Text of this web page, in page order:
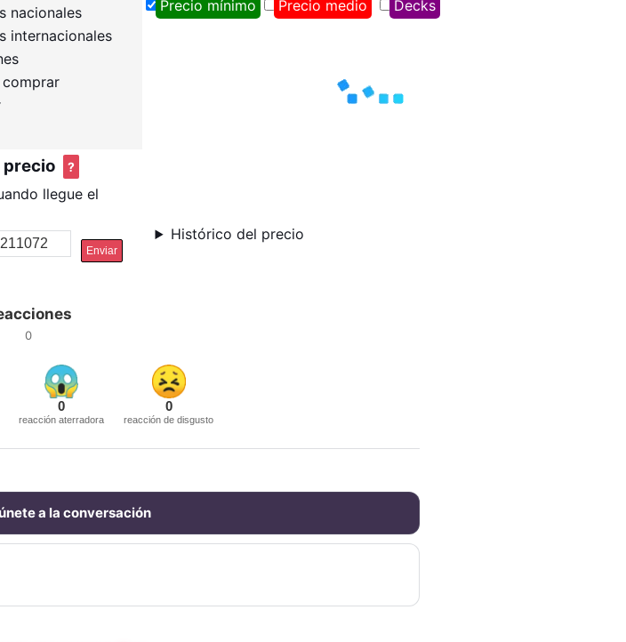
nacionales
internacionales
precio ?
llegue el
Enviar
Precio mínimo Precio medio Decks
Histórico del precio
0
0
reacción aterradora
0
reacción de disgusto
a la conversación